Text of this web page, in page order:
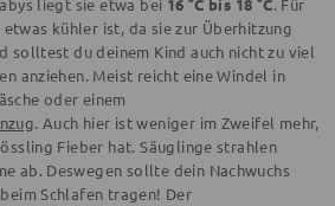
liegt sie etwa bei 16 °C bis 18 °C. Für
etwas kühler ist, da sie zur Überhitzung
solltest du deinem Kind auch nicht zu viel
anziehen. Meist reicht eine Windel in
oder einem
. Auch hier ist weniger im Zweifel mehr,
Fieber hat. Säuglinge strahlen
ab. Deswegen sollte dein Nachwuchs
Schlafen tragen! Der